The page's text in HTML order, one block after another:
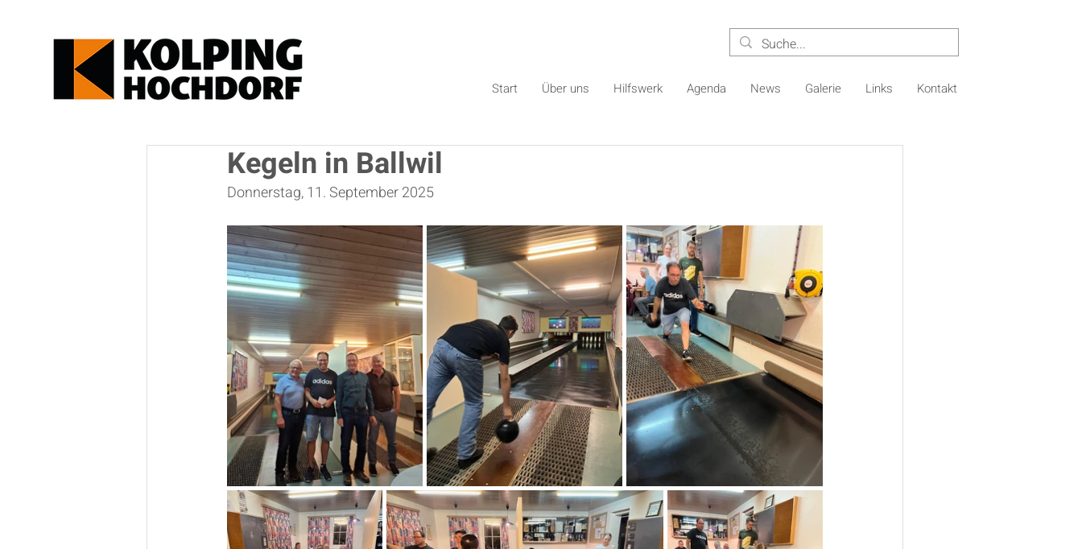
Start Über uns Hilfswerk Agenda News Galerie Links Kontakt
Kegeln in Ballwil
Donnerstag, 11. September 2025